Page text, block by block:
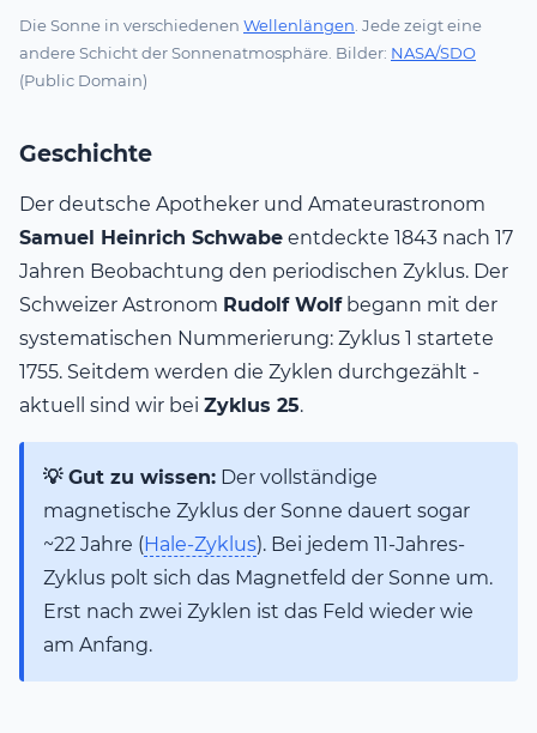
Die Sonne in verschiedenen Wellenlängen. Jede zeigt eine
andere Schicht der Sonnenatmosphäre. Bilder: NASA/SDO
(Public Domain)
Geschichte
Der deutsche Apotheker und Amateurastronom
Samuel Heinrich Schwabe entdeckte 1843 nach 17
Jahren Beobachtung den periodischen Zyklus. Der
Schweizer Astronom Rudolf Wolfbegann mit der
systematischen Nummerierung: Zyklus 1 startete
1755. Seitdem werden die Zyklen durchgezählt -
aktuell sind wir bei Zyklus 25.
💡 Gut zu wissen: Der vollständige
magnetische Zyklus der Sonne dauert sogar
~22 Jahre ( Hale-Zyklus). Bei jedem 11-Jahres-
Zyklus polt sich das Magnetfeld der Sonne um.
Erst nach zwei Zyklen ist das Feld wieder wie
am Anfang.